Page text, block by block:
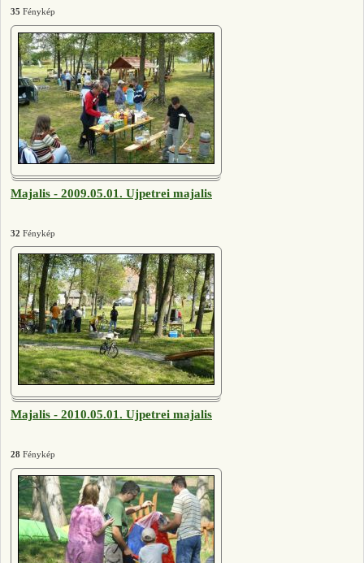
35 Fénykép
Majalis - 2009.05.01. Ujpetrei majalis
32 Fénykép
Majalis - 2010.05.01. Ujpetrei majalis
28 Fénykép